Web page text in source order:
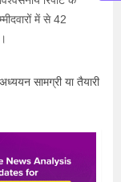
में से 42
सामग्री या तैयारी